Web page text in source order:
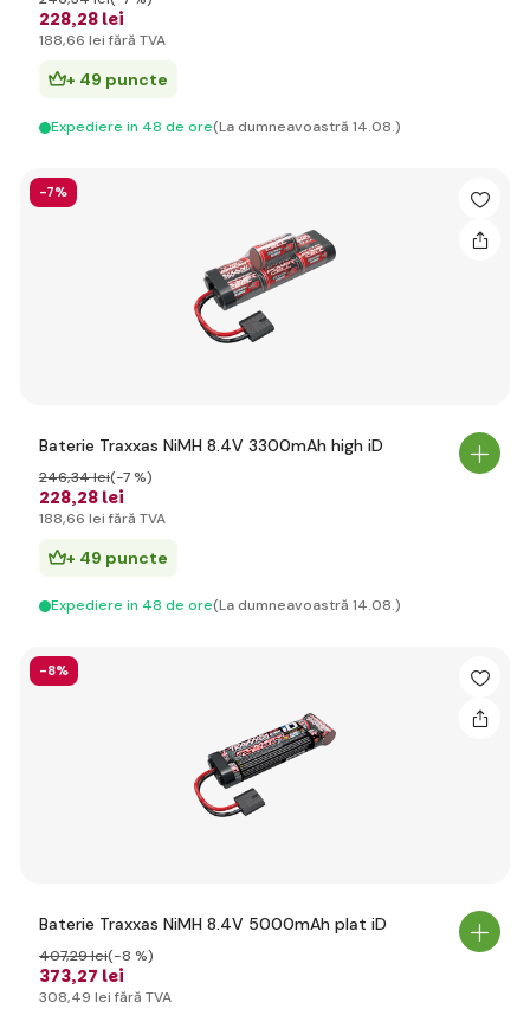
228,28 lei
188,66 lei fără TVA
+ 49 puncte
Expediere in 48 de ore(La dumneavoastră 14.08.)
-7%
Baterie Traxxas NiMH 8.4V 3300mAh high iD
228,28 lei
246,34 lei(-7 %)
188,66 lei fără TVA
+ 49 puncte
Expediere in 48 de ore(La dumneavoastră 14.08.)
-8%
Baterie Traxxas NiMH 8.4V 5000mAh plat iD
373,27 lei
407,29 lei(-8 %)
308,49 lei fără TVA